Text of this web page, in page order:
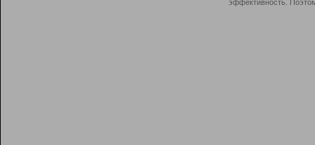
эффективность.